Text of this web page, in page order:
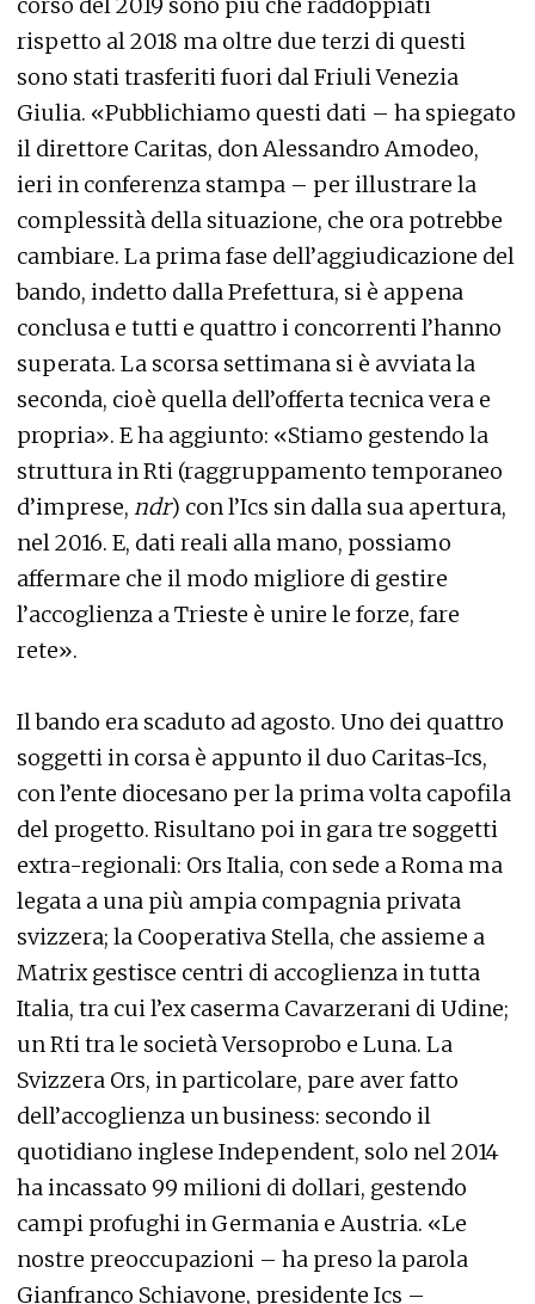
rispetto al 2018 ma oltre due terzi di questi
sono stati trasferiti fuori dal Friuli Venezia
Giulia. «Pubblichiamo questi dati – ha spiegato
il direttore Caritas, don Alessandro Amodeo,
ieri in conferenza stampa – per illustrare la
complessità della situazione, che ora potrebbe
cambiare. La prima fase dell’aggiudicazione del
bando, indetto dalla Prefettura, si è appena
conclusa e tutti e quattro i concorrenti l’hanno
superata. La scorsa settimana si è avviata la
seconda, cioè quella dell’offerta tecnica vera e
propria». E ha aggiunto: «Stiamo gestendo la
struttura in Rti (raggruppamento temporaneo
d’imprese, ndr) con l’Ics sin dalla sua apertura,
nel 2016. E, dati reali alla mano, possiamo
affermare che il modo migliore di gestire
l’accoglienza a Trieste è unire le forze, fare
rete».
Il bando era scaduto ad agosto. Uno dei quattro
soggetti in corsa è appunto il duo Caritas-Ics,
con l’ente diocesano per la prima volta capofila
del progetto. Risultano poi in gara tre soggetti
extra-regionali: Ors Italia, con sede a Roma ma
legata a una più ampia compagnia privata
svizzera; la Cooperativa Stella, che assieme a
Matrix gestisce centri di accoglienza in tutta
Italia, tra cui l’ex caserma Cavarzerani di Udine;
un Rti tra le società Versoprobo e Luna. La
Svizzera Ors, in particolare, pare aver fatto
dell’accoglienza un business: secondo il
quotidiano inglese Independent, solo nel 2014
ha incassato 99 milioni di dollari, gestendo
campi profughi in Germania e Austria. «Le
nostre preoccupazioni – ha preso la parola
Gianfranco Schiavone, presidente Ics –